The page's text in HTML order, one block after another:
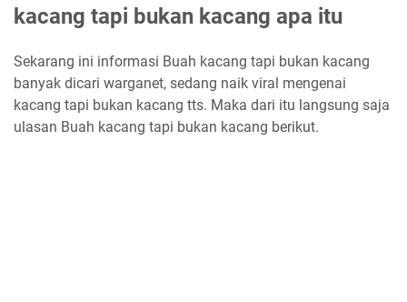
kacang tapi bukan kacang apa itu
Sekarang ini informasi Buah kacang tapi bukan kacang
banyak dicari warganet, sedang naik viral mengenai
kacang tapi bukan kacang tts. Maka dari itu langsung saja
ulasan Buah kacang tapi bukan kacang berikut.